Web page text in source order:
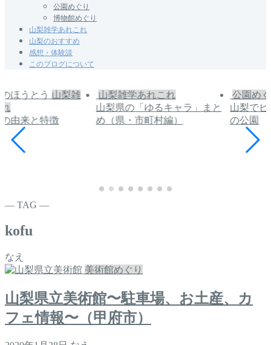
公園めぐり
博物館めぐり
山梨雑学あれこれ
山梨のおすすめ
感想・体験談
このブログについて
山梨雑
由来と特徴
山梨雑学あれこれ
山梨県の「ゆるキャラ」まと
め（県・市町村編）
公園め
山梨で
の公園
― TAG ―
kofu
なえ
美術館めぐり
山梨県立美術館〜駐車場、お土産、カ
フェ情報〜（甲府市）